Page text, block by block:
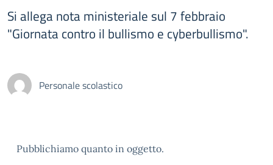
Si allega nota ministeriale sul 7 febbraio
"Giornata contro il bullismo e cyberbullismo".
Personale scolastico
Pubblichiamo quanto in oggetto.